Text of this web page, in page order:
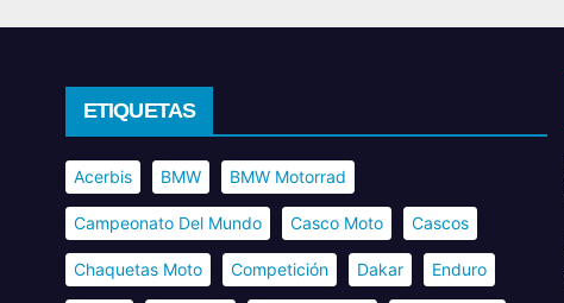
ETIQUETAS
Acerbis BMW BMW Motorrad
Campeonato Del Mundo Casco Moto Cascos
Chaquetas Moto Competición Dakar Enduro